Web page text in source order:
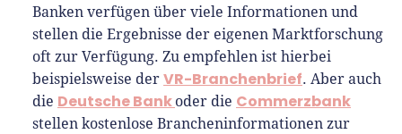
Banken verfügen über viele Informationen und
stellen die Ergebnisse der eigenen Marktforschung
oft zur Verfügung. Zu empfehlen ist hierbei
beispielsweise der VR-Branchenbrief. Aber auch
die Deutsche Bank oder die Commerzbank
stellen kostenlose Brancheninformationen zur